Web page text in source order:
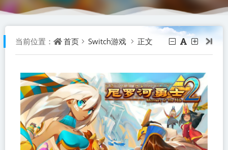
当前位置： 首页 Switch游戏 正文